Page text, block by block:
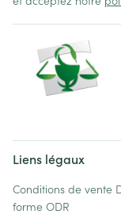
Liens légaux
Conditions de vente
forme ODR